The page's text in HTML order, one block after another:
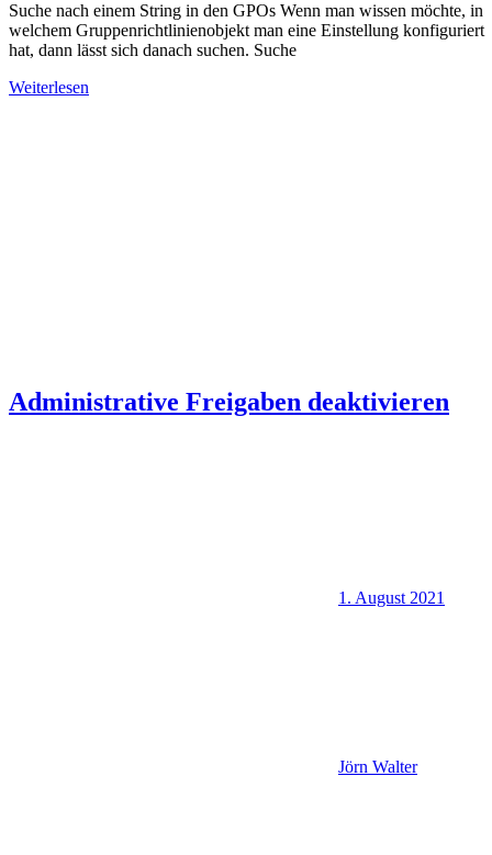
Suche nach einem String in den GPOs Wenn man wissen möchte, in
welchem Gruppenrichtlinienobjekt man eine Einstellung konfiguriert
hat, dann lässt sich danach suchen. Suche
Weiterlesen
Administrative Freigaben deaktivieren
1. August 2021
Jörn Walter